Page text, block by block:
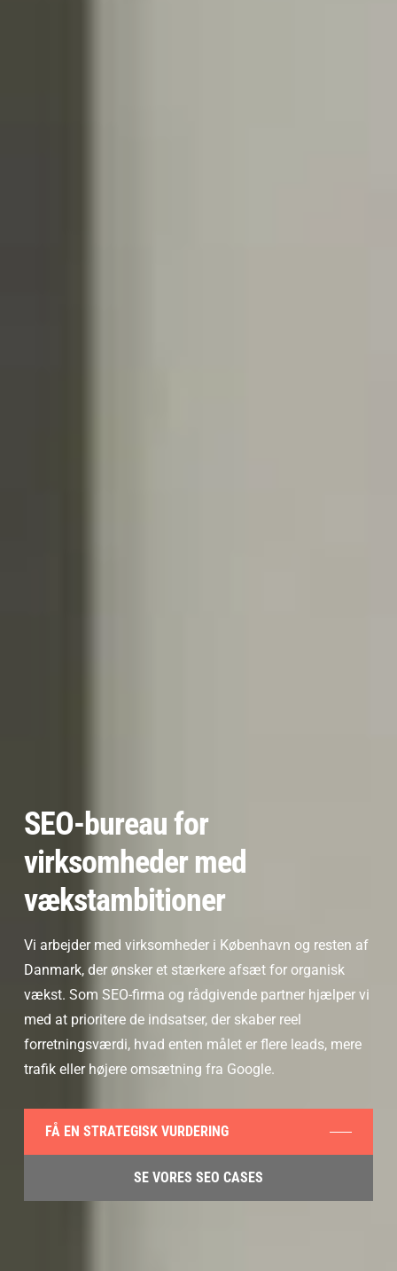
SEO-bureau for
virksomheder med
vækstambitioner
Vi arbejder med virksomheder i København og resten af
Danmark, der ønsker et stærkere afsæt for organisk
vækst. Som SEO-firma og rådgivende partner hjælper vi
med at prioritere de indsatser, der skaber reel
forretningsværdi, hvad enten målet er flere leads, mere
trafik eller højere omsætning fra Google.
FÅ EN STRATEGISK VURDERING
SE VORES SEO CASES